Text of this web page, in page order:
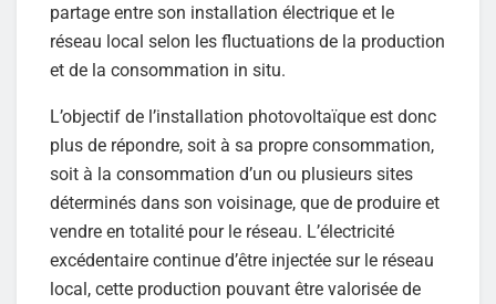
partage entre son installation électrique et le
réseau local selon les fluctuations de la production
et de la consommation in situ.
L’objectif de l’installation photovoltaïque est donc
plus de répondre, soit à sa propre consommation,
soit à la consommation d’un ou plusieurs sites
déterminés dans son voisinage, que de produire et
vendre en totalité pour le réseau. L’électricité
excédentaire continue d’être injectée sur le réseau
local, cette production pouvant être valorisée de